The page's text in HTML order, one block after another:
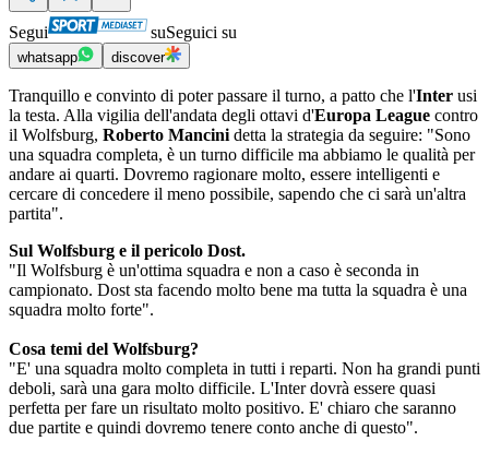
Segui suSeguici su
whatsapp discover
Tranquillo e convinto di poter passare il turno, a patto che l'Inter usi
la testa. Alla vigilia dell'andata degli ottavi d'Europa League contro
il Wolfsburg, Roberto Mancini detta la strategia da seguire: "Sono
una squadra completa, è un turno difficile ma abbiamo le qualità per
andare ai quarti. Dovremo ragionare molto, essere intelligenti e
cercare di concedere il meno possibile, sapendo che ci sarà un'altra
partita".
Sul Wolfsburg e il pericolo Dost.
"Il Wolfsburg è un'ottima squadra e non a caso è seconda in
campionato. Dost sta facendo molto bene ma tutta la squadra è una
squadra molto forte".
Cosa temi del Wolfsburg?
"E' una squadra molto completa in tutti i reparti. Non ha grandi punti
deboli, sarà una gara molto difficile. L'Inter dovrà essere quasi
perfetta per fare un risultato molto positivo. E' chiaro che saranno
due partite e quindi dovremo tenere conto anche di questo".